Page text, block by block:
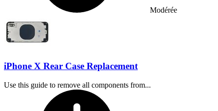
Modérée
iPhone X Rear Case Replacement
Use this guide to remove all components from...